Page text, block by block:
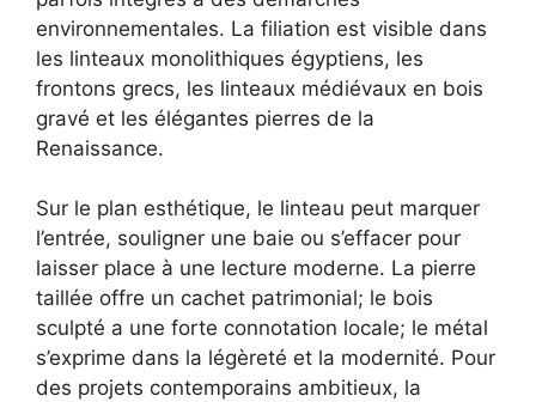
environnementales. La filiation est visible dans
les linteaux monolithiques égyptiens, les
frontons grecs, les linteaux médiévaux en bois
gravé et les élégantes pierres de la
Renaissance.
Sur le plan esthétique, le linteau peut marquer
l’entrée, souligner une baie ou s’effacer pour
laisser place à une lecture moderne. La pierre
taillée offre un cachet patrimonial; le bois
sculpté a une forte connotation locale; le métal
s’exprime dans la légèreté et la modernité. Pour
des projets contemporains ambitieux, la